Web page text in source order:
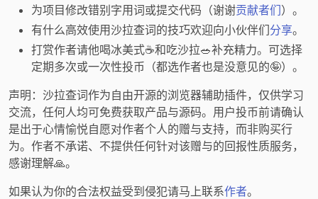
为项目修改错别字用词或提交代码（谢谢贡献者们）。
有什么高效使用沙拉查词的技巧欢迎向小伙伴们分享。
打赏作者请他喝冰美式☕️和吃沙拉🥗补充精力。可选择
定期多次或一次性投币（都选作者也是没意见的🤪）。
声明：沙拉查词作为自由开源的浏览器辅助插件，仅供学习
交流，任何人均可免费获取产品与源码。用户投币前请确认
是出于心情愉悦自愿对作者个人的赠与支持，而非购买行
为。作者不承诺、不提供任何针对该赠与的回报性质服务，
感谢理解🙏。
如果认为你的合法权益受到侵犯请马上联系作者。